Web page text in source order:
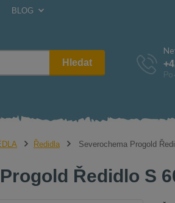
BLOG
Hledat
Ředidla Severochema Progold
Ředidlo S